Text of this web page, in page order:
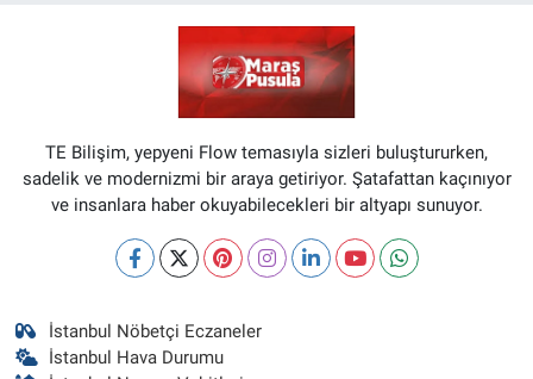
TE Bilişim, yepyeni Flow temasıyla sizleri buluştururken,
sadelik ve modernizmi bir araya getiriyor. Şatafattan kaçınıyor
ve insanlara haber okuyabilecekleri bir altyapı sunuyor.
İstanbul Nöbetçi Eczaneler
İstanbul Hava Durumu